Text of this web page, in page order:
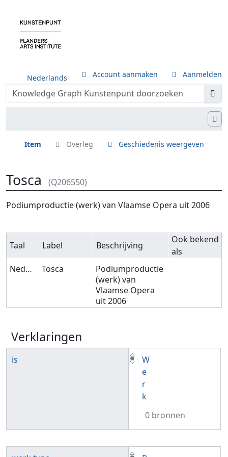
Nederlands Account aanmaken Aanmelden
Item Overleg Geschiedenis weergeven
Tosca (Q206550)
Ga naar:navigatie,zoeken
Podiumproductie (werk) van Vlaamse Opera uit 2006
Taal Label Beschrijving
Ook bekend
als
Nederlands
Tosca
Podiumproductie
(werk) van
Vlaamse Opera
uit 2006
Verklaringen
is
W
e
r
k
0 bronnen